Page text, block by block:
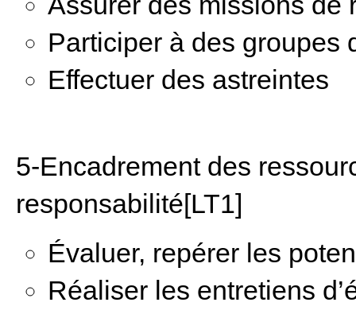
Participer à des groupes
Effectuer des astreintes
5-Encadrement des
responsabilité[LT1]
Évaluer, repérer les
Réaliser les entretiens